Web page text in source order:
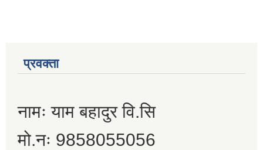
प्रवक्ता
नामः याम बहादुर वि.सि
मो.नः 9858055056